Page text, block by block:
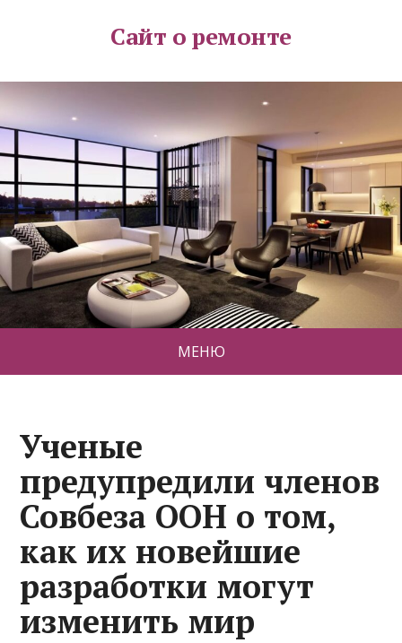
Сайт о ремонте
МЕНЮ
Ученые
предупредили членов
Совбеза ООН о том,
как их новейшие
разработки могут
изменить мир